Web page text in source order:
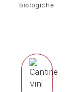
biologiche